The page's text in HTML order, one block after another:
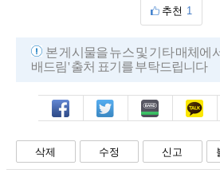
추천 1
본 게시물을 뉴스 및 기타 매체에
배드림' 출처 표기를 부탁드립니다
페북 트윗 밴드 카톡
삭제 수정 신고